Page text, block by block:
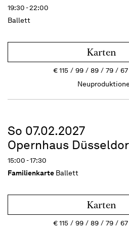
19:30 - 22:00
Ballett
Karten
€115 99 89 79 67
So 07.02.2027
Opernhaus
15:00 - 17:30
Familienkarte Ballett
Karten
€115 99 89 79 67